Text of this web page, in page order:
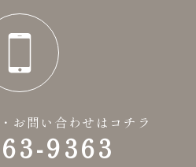
お問い合わせはコチラ
9363